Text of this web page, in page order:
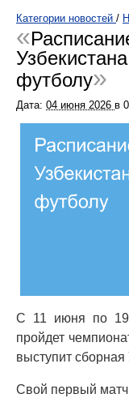
Категории новостей /
футболу
Дата: 04 июня 2026 в
С 11 июня по
пройдет
выступит
Свой первый матч